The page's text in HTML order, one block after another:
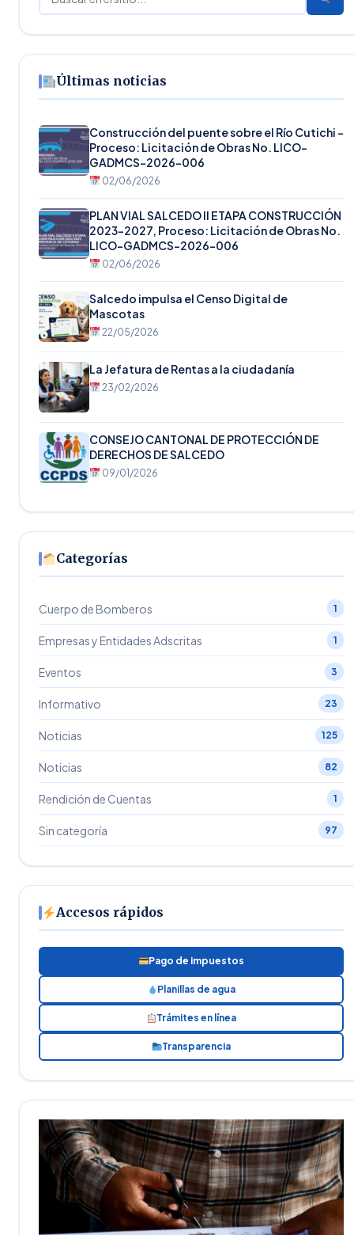
Últimas noticias
Construcción del puente sobre el Río Cutichi –
Proceso: Licitación de Obras No. LICO-
GADMCS-2026-006
02/06/2026
PLAN VIAL SALCEDO II ETAPA CONSTRUCCIÓN
2023-2027, Proceso: Licitación de Obras No.
LICO-GADMCS-2026-006
02/06/2026
Salcedo impulsa el Censo Digital de
Mascotas
22/05/2026
La Jefatura de Rentas a la ciudadanía
23/02/2026
CONSEJO CANTONAL DE PROTECCIÓN DE
DERECHOS DE SALCEDO
09/01/2026
Categorías
Cuerpo de Bomberos 1
Empresas y Entidades Adscritas 1
Eventos 3
Informativo 23
Noticias 125
Noticias 82
Rendición de Cuentas 1
Sin categoría 97
Accesos rápidos
Pago de impuestos
Planillas de agua
Trámites en línea
Transparencia